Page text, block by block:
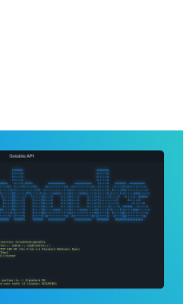
kunnen nu
nieuwe uitbreidingen aan
Webhooks
pollen om te kijken of